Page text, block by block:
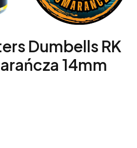
Dumbells RK
14mm